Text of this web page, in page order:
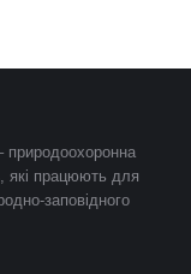
природоохоронна
які працюють для
заповідного